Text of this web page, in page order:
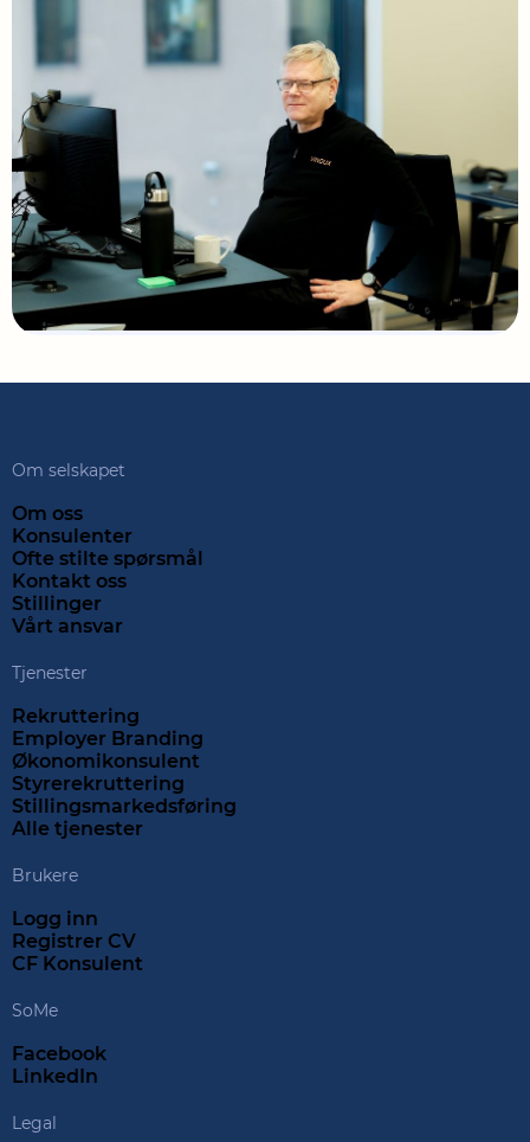
Om selskapet
Om oss
Konsulenter
Ofte stilte spørsmål
Kontakt oss
Stillinger
Vårt ansvar
Tjenester
Rekruttering
Employer Branding
Økonomikonsulent
Styrerekruttering
Stillingsmarkedsføring
Alle tjenester
Brukere
Logg inn
Registrer CV
CF Konsulent
SoMe
Facebook
LinkedIn
Legal